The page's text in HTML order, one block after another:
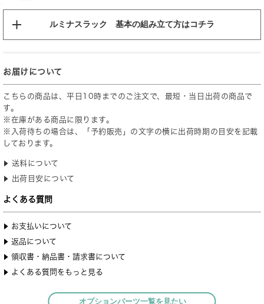
ルミナスラック 基本の組み立て方はコチラ